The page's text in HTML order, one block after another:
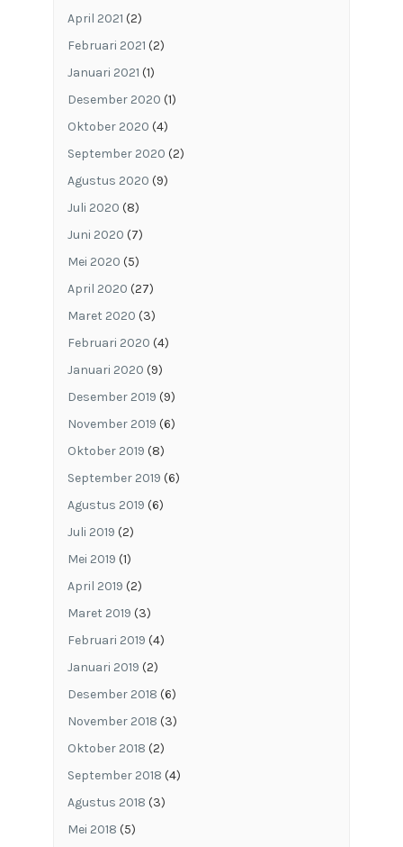
April 2021 (2)
Februari 2021 (2)
Januari 2021 (1)
Desember 2020 (1)
Oktober 2020 (4)
September 2020 (2)
Agustus 2020 (9)
Juli 2020 (8)
Juni 2020 (7)
Mei 2020 (5)
April 2020 (27)
Maret 2020 (3)
Februari 2020 (4)
Januari 2020 (9)
Desember 2019 (9)
November 2019 (6)
Oktober 2019 (8)
September 2019 (6)
Agustus 2019 (6)
Juli 2019 (2)
Mei 2019 (1)
April 2019 (2)
Maret 2019 (3)
Februari 2019 (4)
Januari 2019 (2)
Desember 2018 (6)
November 2018 (3)
Oktober 2018 (2)
September 2018 (4)
Agustus 2018 (3)
Mei 2018 (5)